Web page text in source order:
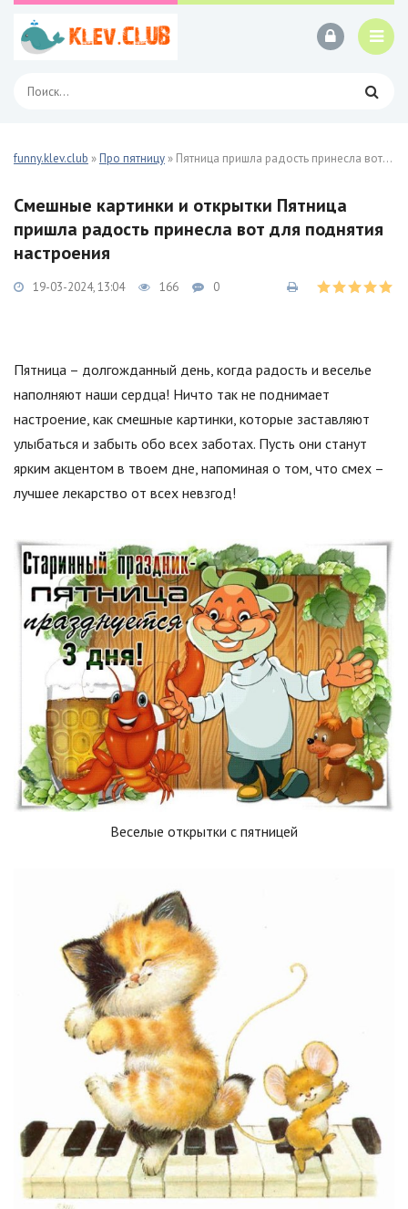
funny.klev.club »Про пятницу » Пятница пришла радость принесла вот 23 фото
Смешные картинки и открытки Пятница
пришла радость принесла вот для поднятия
настроения
19-03-2024, 13:04 166 0
Пятница – долгожданный день, когда радость и веселье
наполняют наши сердца! Ничто так не поднимает
настроение, как смешные картинки, которые заставляют
улыбаться и забыть обо всех заботах. Пусть они станут
ярким акцентом в твоем дне, напоминая о том, что смех –
лучшее лекарство от всех невзгод!
Веселые открытки с пятницей